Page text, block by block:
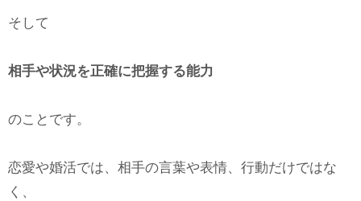
そして
相手や状況を正確に把握する能力
のことです。
恋愛や婚活では、相手の言葉や表情、行動だけではな
く、